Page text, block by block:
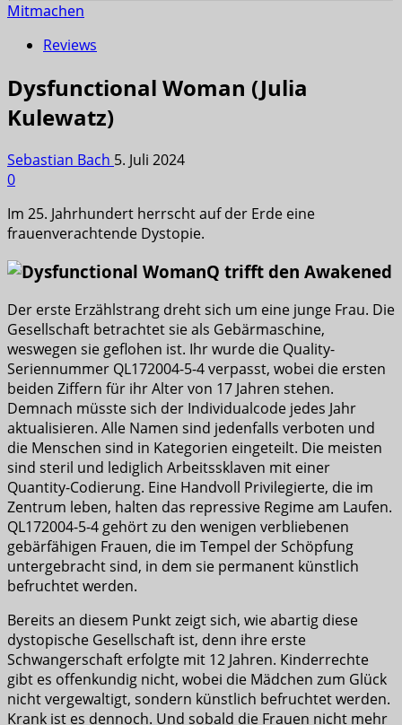
Mitmachen
Reviews
Dysfunctional Woman (Julia
Kulewatz)
Sebastian Bach 5. Juli 2024
0
Im 25. Jahrhundert herrscht auf der Erde eine
frauenverachtende Dystopie.
Q trifft den Awakened
Der erste Erzählstrang dreht sich um eine junge Frau. Die
Gesellschaft betrachtet sie als Gebärmaschine,
weswegen sie geflohen ist. Ihr wurde die Quality-
Seriennummer QL172004-5-4 verpasst, wobei die ersten
beiden Ziffern für ihr Alter von 17 Jahren stehen.
Demnach müsste sich der Individualcode jedes Jahr
aktualisieren. Alle Namen sind jedenfalls verboten und
die Menschen sind in Kategorien eingeteilt. Die meisten
sind steril und lediglich Arbeitssklaven mit einer
Quantity-Codierung. Eine Handvoll Privilegierte, die im
Zentrum leben, halten das repressive Regime am Laufen.
QL172004-5-4 gehört zu den wenigen verbliebenen
gebärfähigen Frauen, die im Tempel der Schöpfung
untergebracht sind, in dem sie permanent künstlich
befruchtet werden.
Bereits an diesem Punkt zeigt sich, wie abartig diese
dystopische Gesellschaft ist, denn ihre erste
Schwangerschaft erfolgte mit 12 Jahren. Kinderrechte
gibt es offenkundig nicht, wobei die Mädchen zum Glück
nicht vergewaltigt, sondern künstlich befruchtet werden.
Krank ist es dennoch. Und sobald die Frauen nicht mehr